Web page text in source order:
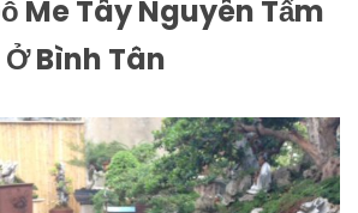
Me Tây Nguyên Tấm
Bình Tân